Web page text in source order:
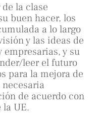
la clase
buen hacer, los
a lo largo
y las ideas de
empresarias, y su
leer el futuro
para la mejora de
de acuerdo con
la UE.